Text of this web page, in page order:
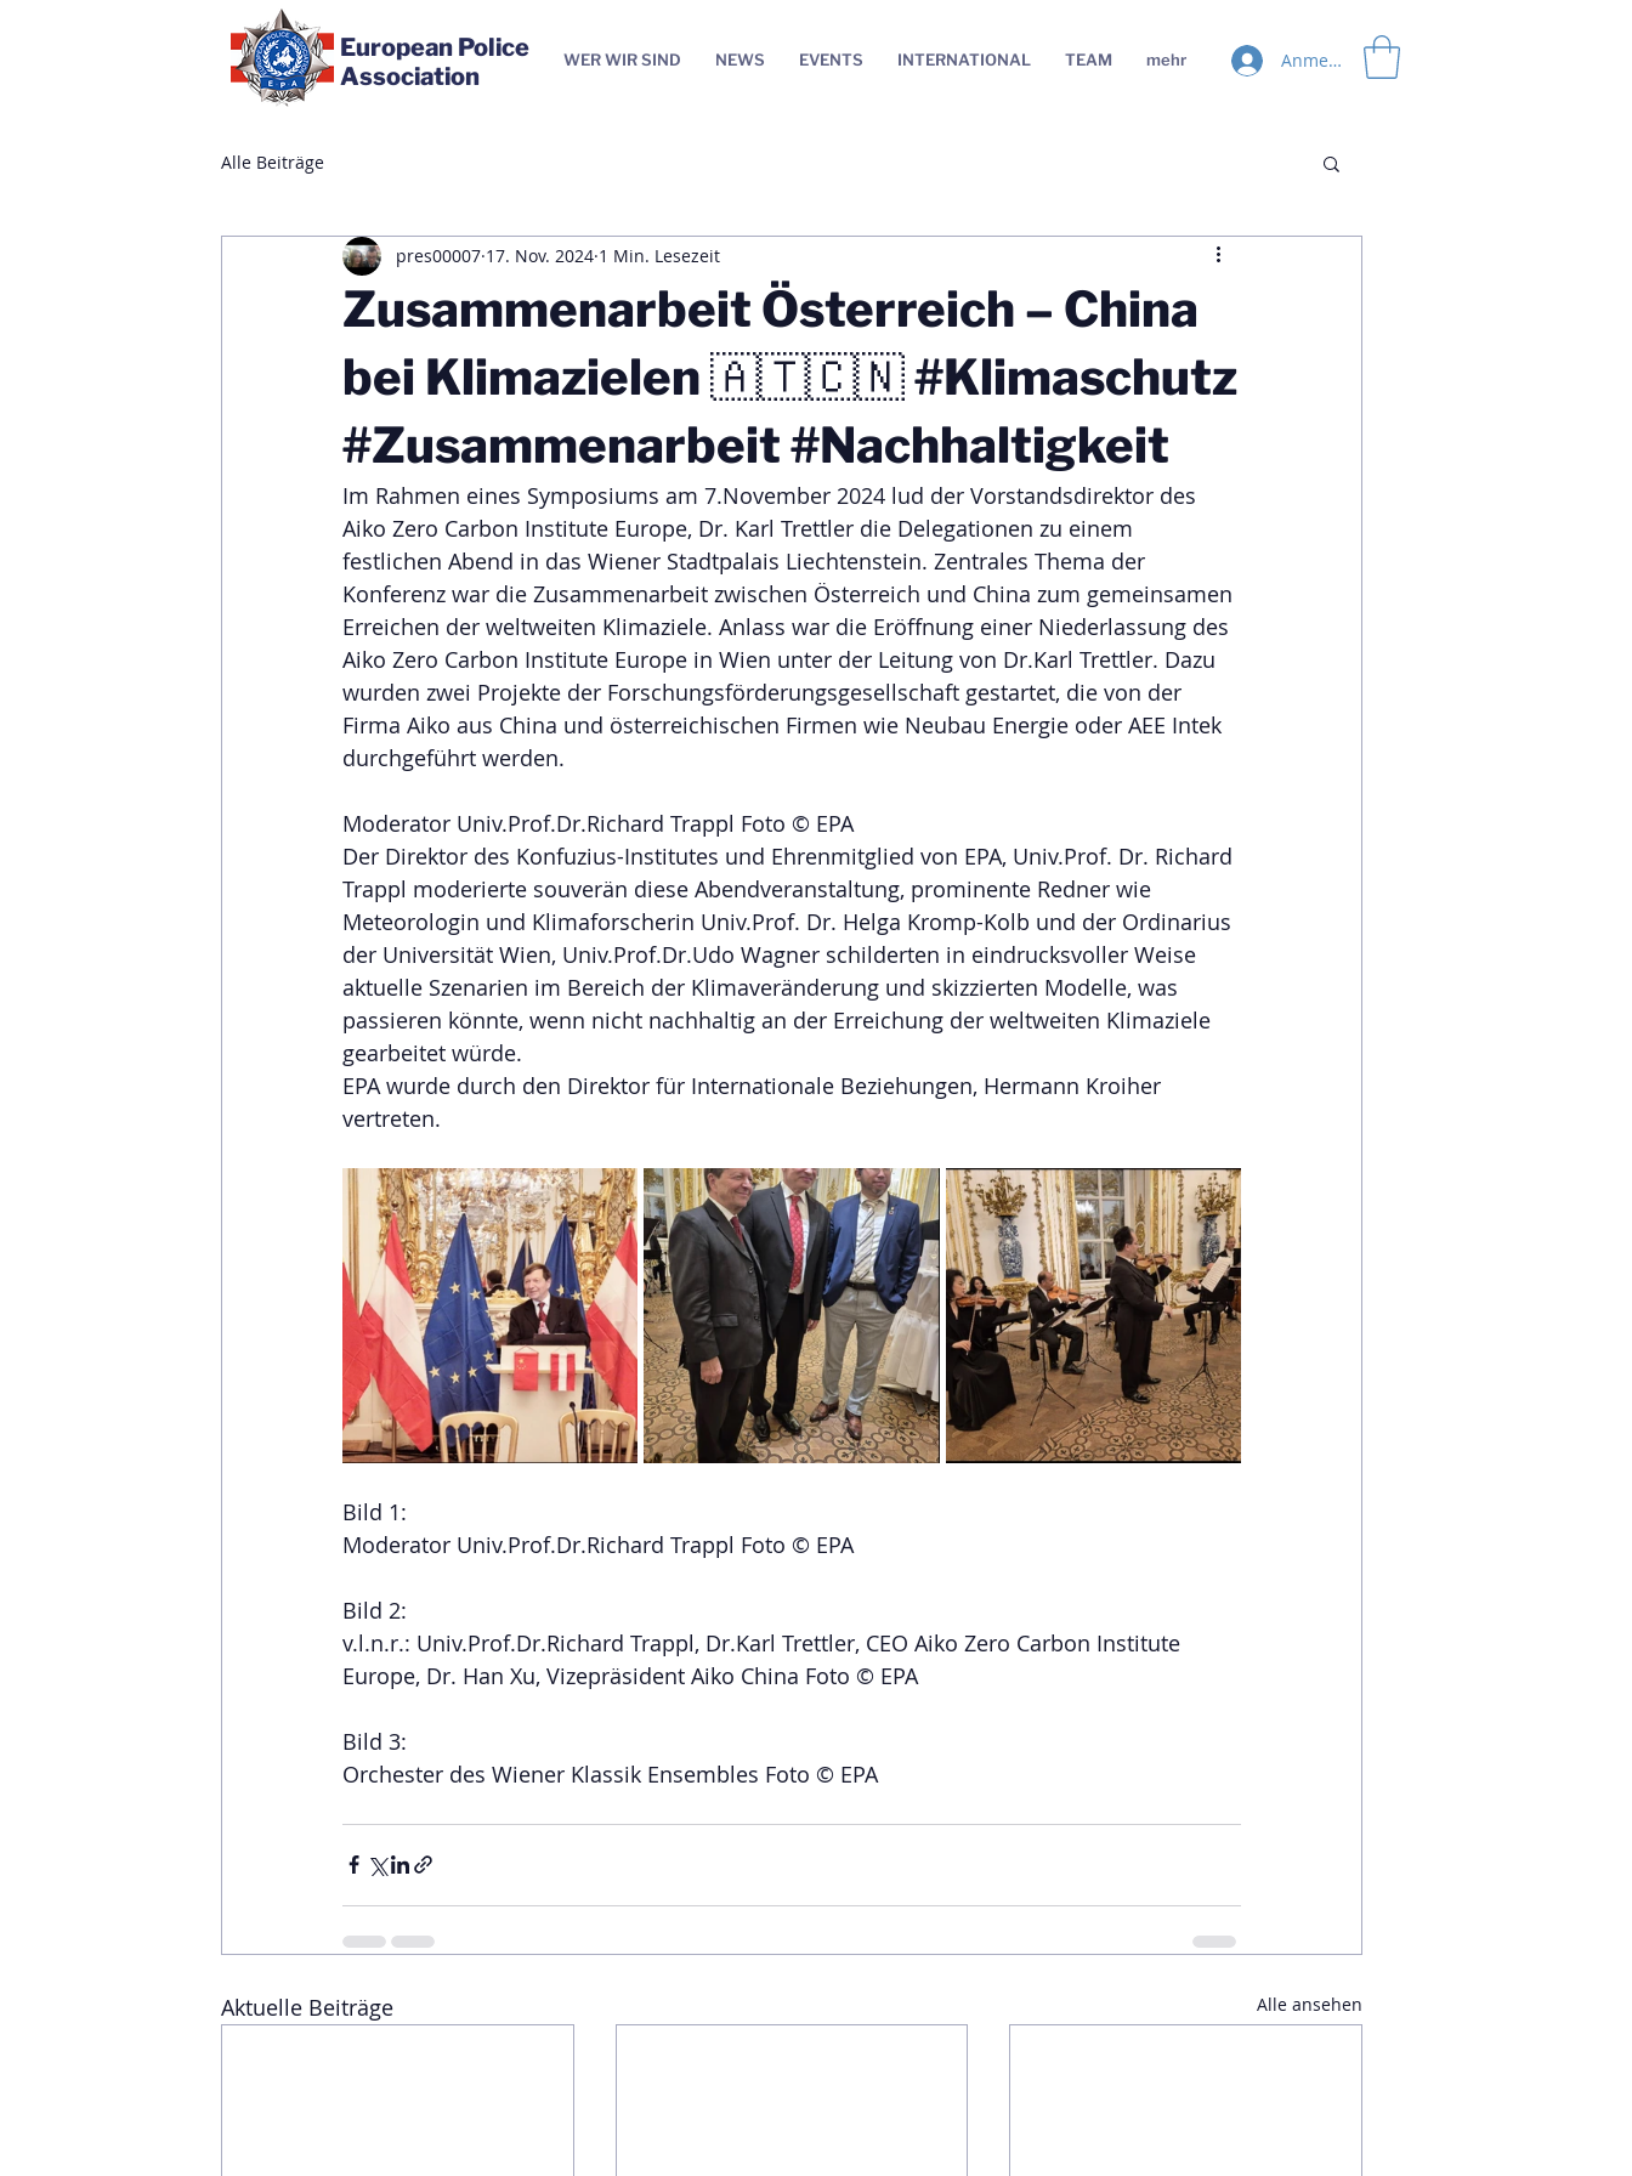
European Police
Association
WER WIR SIND NEWS EVENTS INTERNATIONAL TEAM mehr Anmelden
Alle Beiträge
Zusammenarbeit Österreich – China
bei Klimazielen 🇦🇹🇨🇳 #Klimaschutz
#Zusammenarbeit #Nachhaltigkeit
pres00007 17. Nov. 2024 1 Min. Lesezeit
Im Rahmen eines Symposiums am 7.November 2024 lud der Vorstandsdirektor des
Aiko Zero Carbon Institute Europe, Dr. Karl Trettler die Delegationen zu einem
festlichen Abend in das Wiener Stadtpalais Liechtenstein. Zentrales Thema der
Konferenz war die Zusammenarbeit zwischen Österreich und China zum gemeinsamen
Erreichen der weltweiten Klimaziele. Anlass war die Eröffnung einer Niederlassung des
Aiko Zero Carbon Institute Europe in Wien unter der Leitung von Dr.Karl Trettler. Dazu
wurden zwei Projekte der Forschungsförderungsgesellschaft gestartet, die von der
Firma Aiko aus China und österreichischen Firmen wie Neubau Energie oder AEE Intek
durchgeführt werden.
Moderator Univ.Prof.Dr.Richard Trappl Foto © EPA
Der Direktor des Konfuzius-Institutes und Ehrenmitglied von EPA, Univ.Prof. Dr. Richard
Trappl moderierte souverän diese Abendveranstaltung, prominente Redner wie
Meteorologin und Klimaforscherin Univ.Prof. Dr. Helga Kromp-Kolb und der Ordinarius
der Universität Wien, Univ.Prof.Dr.Udo Wagner schilderten in eindrucksvoller Weise
aktuelle Szenarien im Bereich der Klimaveränderung und skizzierten Modelle, was
passieren könnte, wenn nicht nachhaltig an der Erreichung der weltweiten Klimaziele
gearbeitet würde.
EPA wurde durch den Direktor für Internationale Beziehungen, Hermann Kroiher
vertreten.
Bild 1:
Moderator Univ.Prof.Dr.Richard Trappl Foto © EPA
Bild 2:
v.l.n.r.: Univ.Prof.Dr.Richard Trappl, Dr.Karl Trettler, CEO Aiko Zero Carbon Institute
Europe, Dr. Han Xu, Vizepräsident Aiko China Foto © EPA
Bild 3:
Orchester des Wiener Klassik Ensembles Foto © EPA
Aktuelle Beiträge Alle ansehen